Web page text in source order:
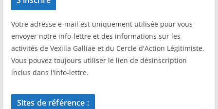
Votre adresse e-mail est uniquement utilisée pour vous
envoyer notre info-lettre et des informations sur les
activités de Vexilla Galliae et du Cercle d'Action Légitimiste.
Vous pouvez toujours utiliser le lien de désinscription
inclus dans l'info-lettre.
Sites de référence :